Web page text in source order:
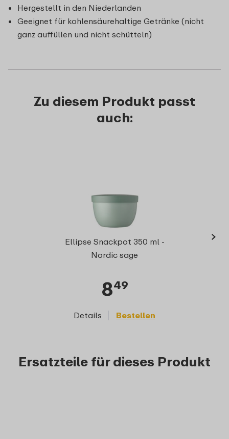
Hergestellt in den Niederlanden
Geeignet für kohlensäurehaltige Getränke (nicht
ganz auffüllen und nicht schütteln)
Zu diesem Produkt passt
auch:
Ellipse Snackpot 350 ml -
Nordic sage
849
Details Bestellen
›
Ersatzteile für dieses Produkt